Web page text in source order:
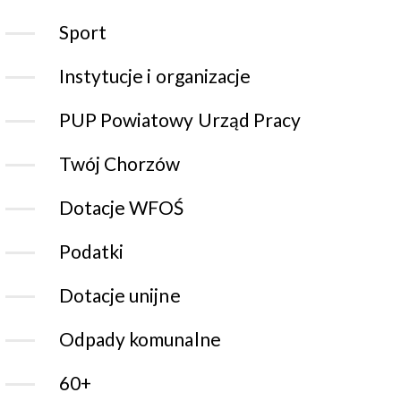
Sport
Instytucje i organizacje
PUP Powiatowy Urząd Pracy
Twój Chorzów
Dotacje WFOŚ
Podatki
Dotacje unijne
Odpady komunalne
60+